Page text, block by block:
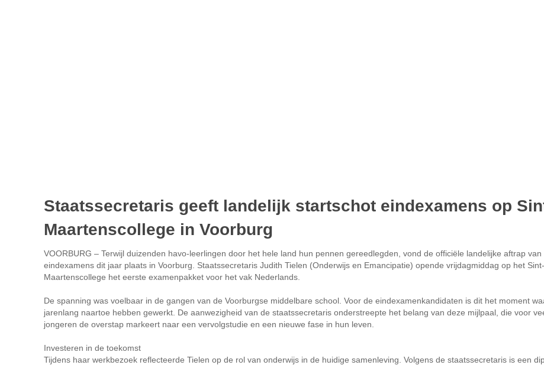
Staatssecretaris geeft landelijk startschot eindexamens op
Maartenscollege in Voorburg
VOORBURG – Terwijl duizenden havo-leerlingen door het hele land hun pennen gereedlegden, vond de officiële landelijke aftrap van
eindexamens dit jaar plaats in Voorburg. Staatssecretaris Judith Tielen (Onderwijs en Emancipatie) opende vrijdagmiddag op het Sint-
Maartenscollege het eerste examenpakket voor het vak Nederlands.
De spanning was voelbaar in de gangen van de Voorburgse middelbare school. Voor de eindexamenkandidaten is dit het moment
jarenlang naartoe hebben gewerkt. De aanwezigheid van de staatssecretaris onderstreepte het belang van deze mijlpaal, die voor
jongeren de overstap markeert naar een vervolgstudie en een nieuwe fase in hun leven.
Investeren in de toekomst
Tijdens haar werkbezoek reflecteerde Tielen op de rol van onderwijs in de huidige samenleving. Volgens de staatssecretaris is een